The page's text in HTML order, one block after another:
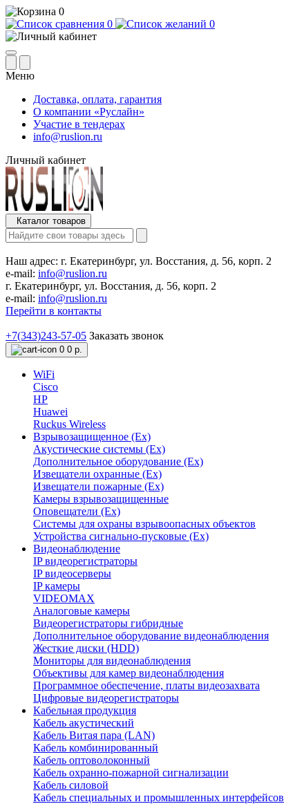
0
0
0
Меню
Доставка, оплата, гарантия
О компании «Руслайн»
Участие в тендерах
info@ruslion.ru
Личный кабинет
Каталог товаров
Наш адрес: г. Екатеринбург, ул. Восстания, д. 56, корп. 2
e-mail: info@ruslion.ru
г. Екатеринбург, ул. Восстания, д. 56, корп. 2
e-mail: info@ruslion.ru
Перейти в контакты
+7(343)243-57-05 Заказать звонок
0 0 р.
WiFi
Cisco
HP
Huawei
Ruckus Wireless
Взрывозащищенное (Ex)
Акустические системы (Ex)
Дополнительное оборудование (Ex)
Извещатели охранные (Ex)
Извещатели пожарные (Ex)
Камеры взрывозащищенные
Оповещатели (Ex)
Системы для охраны взрывоопасных объектов
Устройства сигнально-пусковые (Ex)
Видеонаблюдение
IP видеорегистраторы
IP видеосерверы
IP камеры
VIDEOMAX
Аналоговые камеры
Видеорегистраторы гибридные
Дополнительное оборудование видеонаблюдения
Жесткие диски (HDD)
Мониторы для видеонаблюдения
Объективы для камер видеонаблюдения
Программное обеспечение, платы видеозахвата
Цифровые видеорегистраторы
Кабельная продукция
Кабель акустический
Кабель Витая пара (LAN)
Кабель комбинированный
Кабель оптоволоконный
Кабель охранно-пожарной сигнализации
Кабель силовой
Кабель специальных и промышленных интерфейсов